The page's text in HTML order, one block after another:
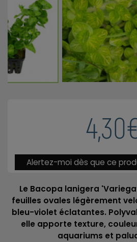
Alertez-moi dès que ce
Le Bacopa lanigera
feuilles ovales légèrement
bleu-violet éclatantes.
elle apporte texture,
aquariums et